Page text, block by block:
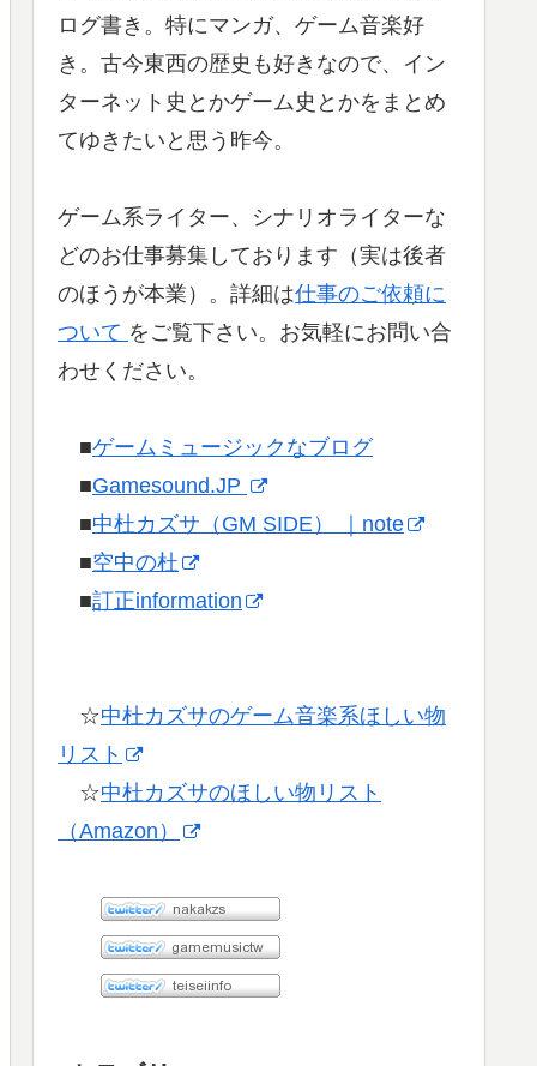
ログ書き。特にマンガ、ゲーム音楽好
き。古今東西の歴史も好きなので、イン
ターネット史とかゲーム史とかをまとめ
てゆきたいと思う昨今。
ゲーム系ライター、シナリオライターな
どのお仕事募集しております（実は後者
のほうが本業）。詳細は仕事のご依頼に
ついて をご覧下さい。お気軽にお問い合
わせください。
■ゲームミュージックなブログ
■Gamesound.JP
■中杜カズサ（GM SIDE） ｜note
■空中の杜
■訂正information
☆中杜カズサのゲーム音楽系ほしい物
リスト
☆中杜カズサのほしい物リスト
（Amazon）